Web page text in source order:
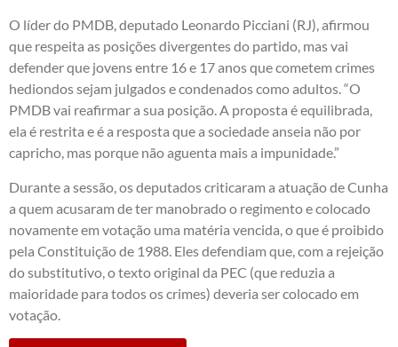
O líder do PMDB, deputado Leonardo Picciani (RJ), afirmou
que respeita as posições divergentes do partido, mas vai
defender que jovens entre 16 e 17 anos que cometem crimes
hediondos sejam julgados e condenados como adultos. “O
PMDB vai reafirmar a sua posição. A proposta é equilibrada,
ela é restrita e é a resposta que a sociedade anseia não por
capricho, mas porque não aguenta mais a impunidade.”
Durante a sessão, os deputados criticaram a atuação de Cunha
a quem acusaram de ter manobrado o regimento e colocado
novamente em votação uma matéria vencida, o que é proibido
pela Constituição de 1988. Eles defendiam que, com a rejeição
do substitutivo, o texto original da PEC (que reduzia a
maioridade para todos os crimes) deveria ser colocado em
votação.